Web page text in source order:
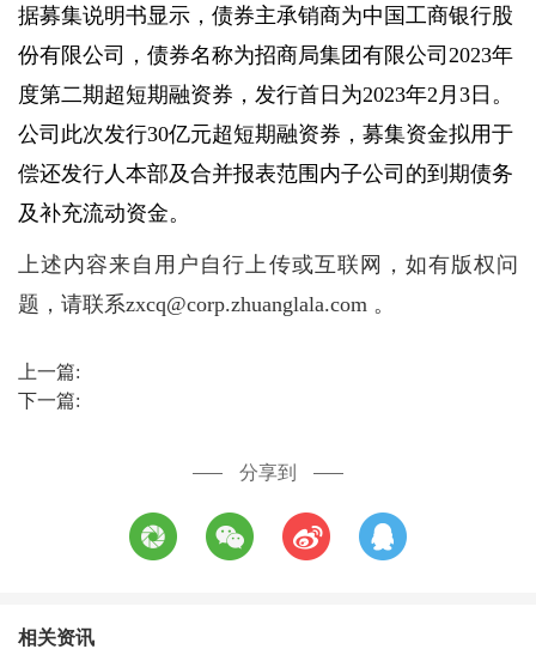
据募集说明书显示，债券主承销商为中国工商银行股
份有限公司，债券名称为招商局集团有限公司2023年
度第二期超短期融资券，发行首日为2023年2月3日。
公司此次发行30亿元超短期融资券，募集资金拟用于
偿还发行人本部及合并报表范围内子公司的到期债务
及补充流动资金。
上述内容来自用户自行上传或互联网，如有版权问
题，请联系zxcq@corp.zhuanglala.com 。
上一篇:
下一篇:
分享到
相关资讯